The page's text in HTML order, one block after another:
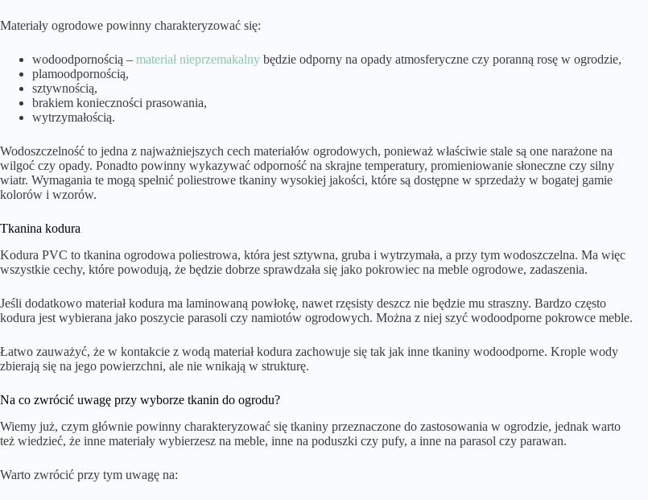
Materiały ogrodowe powinny charakteryzować się:
wodoodpornością – materiał nieprzemakalny będzie odporny na opady atmosferyczne czy poranną rosę w ogrodzie,
plamoodpornością,
sztywnością,
brakiem konieczności prasowania,
wytrzymałością.
Wodoszczelność to jedna z najważniejszych cech materiałów ogrodowych, ponieważ właściwie stale są one narażone na
wilgoć czy opady. Ponadto powinny wykazywać odporność na skrajne temperatury, promieniowanie słoneczne czy silny
wiatr. Wymagania te mogą spełnić poliestrowe tkaniny wysokiej jakości, które są dostępne w sprzedaży w bogatej gamie
kolorów i wzorów.
Tkanina kodura
Kodura PVC to tkanina ogrodowa poliestrowa, która jest sztywna, gruba i wytrzymała, a przy tym wodoszczelna. Ma więc
wszystkie cechy, które powodują, że będzie dobrze sprawdzała się jako pokrowiec na meble ogrodowe, zadaszenia.
Jeśli dodatkowo materiał kodura ma laminowaną powłokę, nawet rzęsisty deszcz nie będzie mu straszny. Bardzo często
kodura jest wybierana jako poszycie parasoli czy namiotów ogrodowych. Można z niej szyć wodoodporne pokrowce meble.
Łatwo zauważyć, że w kontakcie z wodą materiał kodura zachowuje się tak jak inne tkaniny wodoodporne. Krople wody
zbierają się na jego powierzchni, ale nie wnikają w strukturę.
Na co zwrócić uwagę przy wyborze tkanin do ogrodu?
Wiemy już, czym głównie powinny charakteryzować się tkaniny przeznaczone do zastosowania w ogrodzie, jednak warto
też wiedzieć, że inne materiały wybierzesz na meble, inne na poduszki czy pufy, a inne na parasol czy parawan.
Warto zwrócić przy tym uwagę na: